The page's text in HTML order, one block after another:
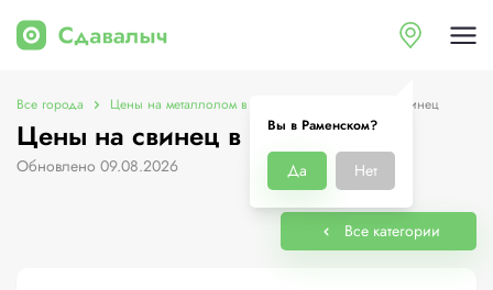
Вы в Раменском?
Да Нет
Все города Цены на металлолом в Раменском Цены на свинец
Цены на свинец в Раменском
Обновлено 09.08.2026
Все категории